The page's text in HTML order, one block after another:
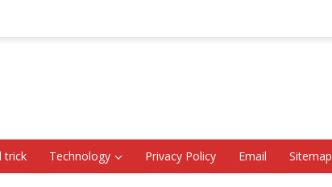
trick Technology Privacy Policy Email Sitemap